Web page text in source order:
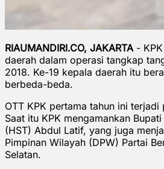
RIAUMANDIRI.CO, JAKARTA -
daerah dalam operasi tangkap
2018. Ke-19 kepala daerah itu
berbeda-beda.
OTT KPK pertama tahun ini
Saat itu KPK mengamankan
(HST) Abdul Latif, yang juga
Pimpinan Wilayah (DPW) Partai
Selatan.